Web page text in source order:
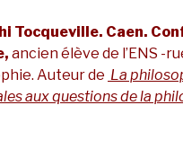
Tocqueville. Caen.
ancien élève de l’ENS -
Auteur de La
aux questions de la